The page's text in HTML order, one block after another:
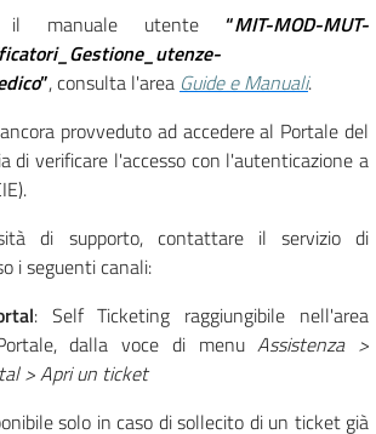
il manuale utente “MIT-MOD-MUT-
”, consulta l'area Guide e Manuali.
provveduto ad accedere al Portale del
di verificare l'accesso con l'autenticazione a
di supporto, contattare il servizio di
i seguenti canali:
: Self Ticketing raggiungibile nell'area
dalla voce di menuAssistenza >
> Apri un ticket
solo in caso di sollecito di un ticket già